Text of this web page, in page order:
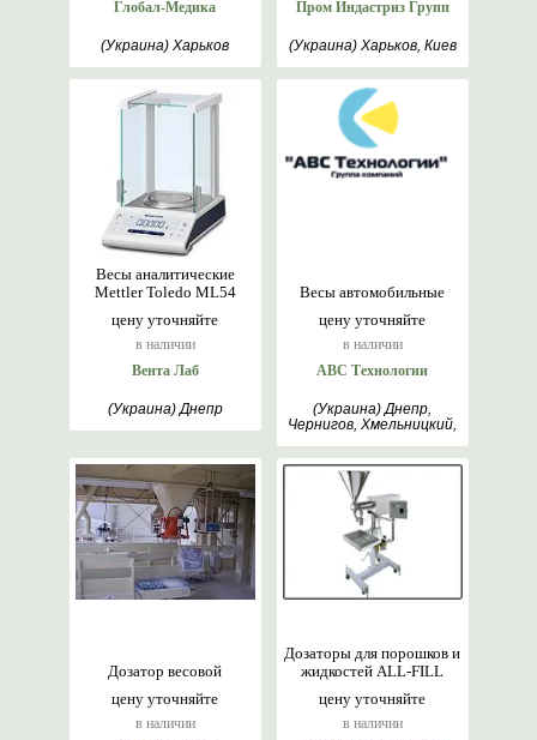
Глобал-Медика
(Украина) Харьков
Пром Индастриз Групп
(Украина) Харьков, Киев
цену уточняйте
в наличии
Весы аналитические
Mettler Toledo ML54
Вента Лаб
(Украина) Днепр
цену уточняйте
в наличии
Весы автомобильные
АВС Технологии
(Украина) Днепр,
Чернигов, Хмельницкий,
цену уточняйте
в наличии
Дозатор весовой
цену уточняйте
в наличии
Дозаторы для порошков и
жидкостей ALL-FILL